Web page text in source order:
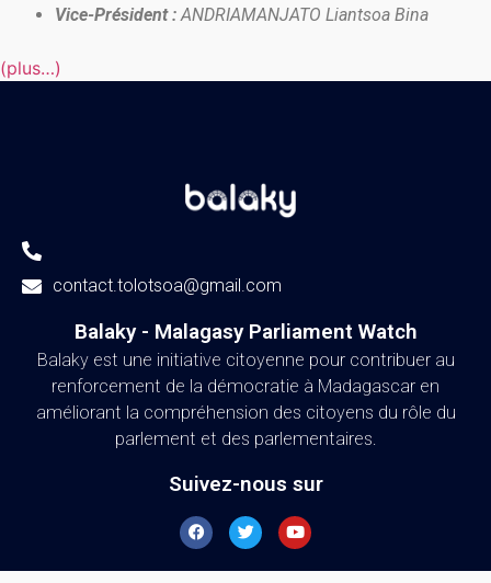
Vice-Président : ANDRIAMANJATO Liantsoa Bina
(plus…)
contact.tolotsoa@gmail.com
Balaky - Malagasy Parliament Watch​
Balaky est une initiative citoyenne pour contribuer au
renforcement de la démocratie à Madagascar en
améliorant la compréhension des citoyens du rôle du
parlement et des parlementaires.
Suivez-nous sur